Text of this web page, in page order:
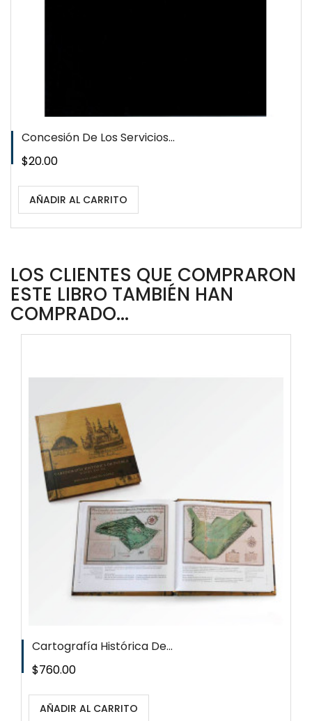
Concesión De Los Servicios...
Precio
$20.00
AÑADIR AL CARRITO
LOS CLIENTES QUE COMPRARON
ESTE LIBRO TAMBIÉN HAN
COMPRADO...
Cartografía Histórica De...
Precio
$760.00
AÑADIR AL CARRITO